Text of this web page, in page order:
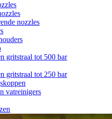
nozzles
gritstraal tot 500 bar
gritstraal tot 250 bar
vatreinigers